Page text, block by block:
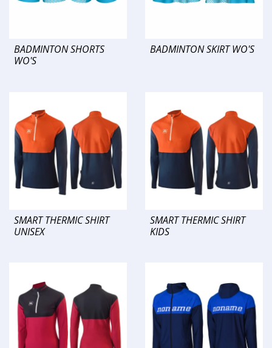
BADMINTON SHORTS
WO'S
BADMINTON SKIRT WO'S
SMART THERMIC SHIRT
UNISEX
SMART THERMIC SHIRT
KIDS